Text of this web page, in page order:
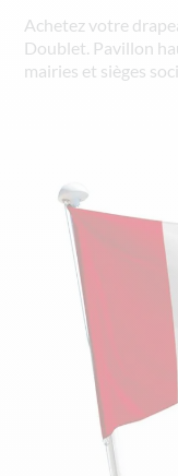
Achetez votre
Doublet. Pavillon
mairies et sièges
images